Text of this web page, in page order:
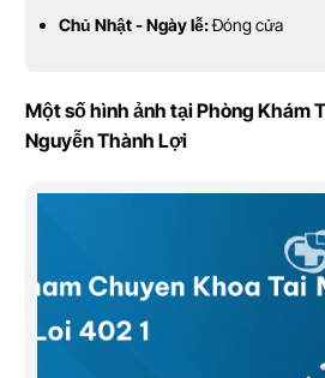
Chủ Nhật - Ngày lễ:Đóng cửa
Một số hình ảnh tại Phòng Khám
Nguyễn Thành Lợi